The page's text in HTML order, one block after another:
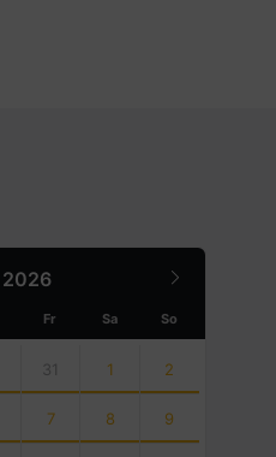
2026
Fr Sa So
31 1 2
7 8 9